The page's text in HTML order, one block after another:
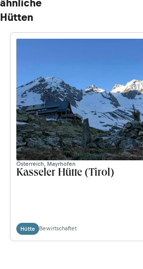
ähnliche
Hütten
Österreich, Mayrhofen
Kasseler Hütte (Tirol)
Hütte Bewirtschaftet